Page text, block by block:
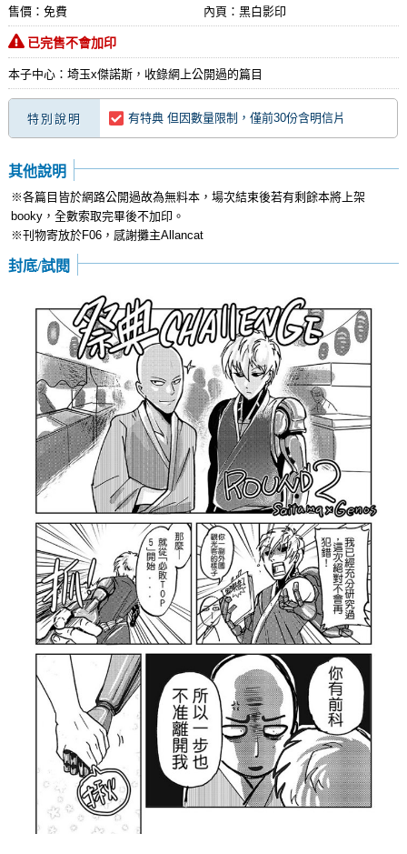
售價：免費 內頁：黑白影印
已完售不會加印
本子中心：埼玉x傑諾斯，收錄網上公開過的篇目
特別說明 有特典 但因數量限制，僅前30份含明信片
其他說明
※各篇目皆於網路公開過故為無料本，場次結束後若有剩餘本將上架
booky，全數索取完畢後不加印。
※刊物寄放於F06，感謝攤主Allancat
封底/試閱